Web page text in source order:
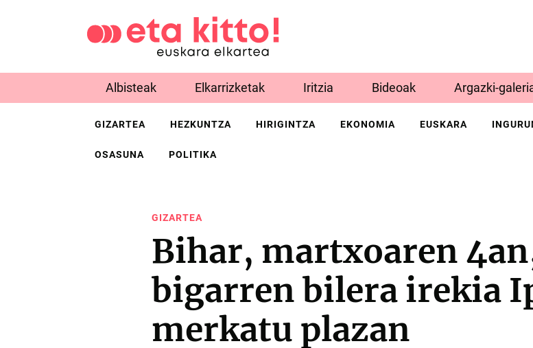
Albisteak Elkarrizketak Iritzia Bideoak Argazki-
GIZARTEA HEZKUNTZA HIRIGINTZA EKONOMIA EUSKARA
OSASUNA POLITIKA
GIZARTEA
Bihar, martxoaren
bigarren bilera irekia
merkatu plazan